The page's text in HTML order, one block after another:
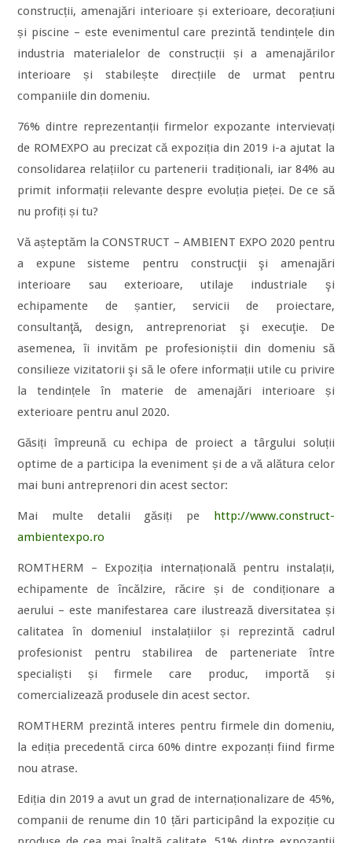
construcții, amenajări interioare și exterioare, decorațiuni
și piscine – este evenimentul care prezintă tendințele din
industria materialelor de construcții și a amenajărilor
interioare și stabilește direcțiile de urmat pentru
companiile din domeniu.
76% dintre reprezentanții firmelor expozante intervievați
de ROMEXPO au precizat că expoziția din 2019 i-a ajutat la
consolidarea relațiilor cu partenerii tradiționali, iar 84% au
primit informații relevante despre evoluția pieței. De ce să
nu profiți și tu?
Vă așteptăm la CONSTRUCT – AMBIENT EXPO 2020 pentru
a expune sisteme pentru construcţii şi amenajări
interioare sau exterioare, utilaje industriale şi
echipamente de șantier, servicii de proiectare,
consultanţă, design, antreprenoriat şi execuţie. De
asemenea, îi invităm pe profesioniștii din domeniu să
consilieze vizitatorii şi să le ofere informații utile cu privire
la tendințele în materie de amenajări interioare și
exterioare pentru anul 2020.
Găsiți împreună cu echipa de proiect a târgului soluții
optime de a participa la eveniment și de a vă alătura celor
mai buni antreprenori din acest sector:
Mai multe detalii găsiți pe http://www.construct-
ambientexpo.ro
ROMTHERM – Expoziția internațională pentru instalații,
echipamente de încălzire, răcire și de condiționare a
aerului – este manifestarea care ilustrează diversitatea și
calitatea în domeniul instalațiilor și reprezintă cadrul
profesionist pentru stabilirea de parteneriate între
specialiști și firmele care produc, importă și
comercializează produsele din acest sector.
ROMTHERM prezintă interes pentru firmele din domeniu,
la ediția precedentă circa 60% dintre expozanți fiind firme
nou atrase.
Ediția din 2019 a avut un grad de internaționalizare de 45%,
companii de renume din 10 țări participând la expoziție cu